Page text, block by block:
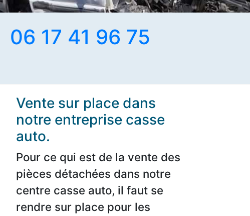
06 17 41 96 75
Vente sur place dans
notre entreprise casse
auto.
Pour ce qui est de la vente des
pièces détachées dans notre
centre casse auto, il faut se
rendre sur place pour les